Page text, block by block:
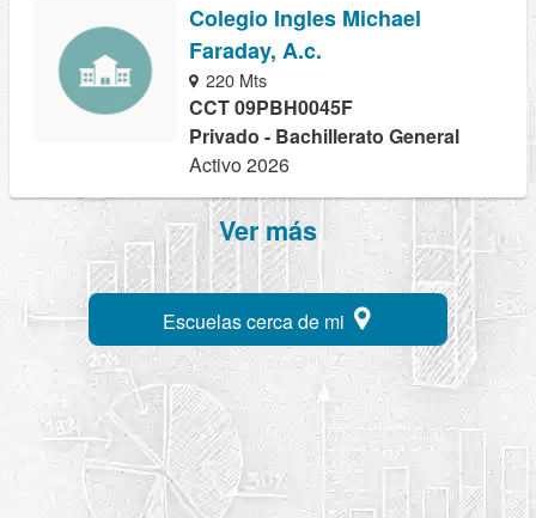
Colegio Ingles Michael
Faraday, A.c.
220 Mts
CCT 09PBH0045F
Privado - Bachillerato General
Activo 2026
Ver más
Escuelas cerca de mi